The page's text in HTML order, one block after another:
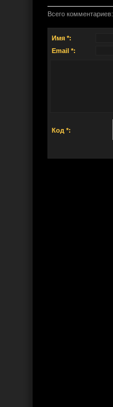
Всего комментариев:
Имя *:
Email *:
Код *: